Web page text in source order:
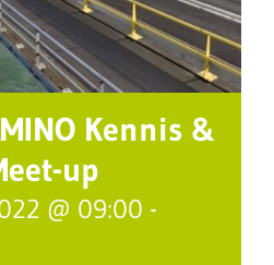
Kennis &
up
@ 09:00 -